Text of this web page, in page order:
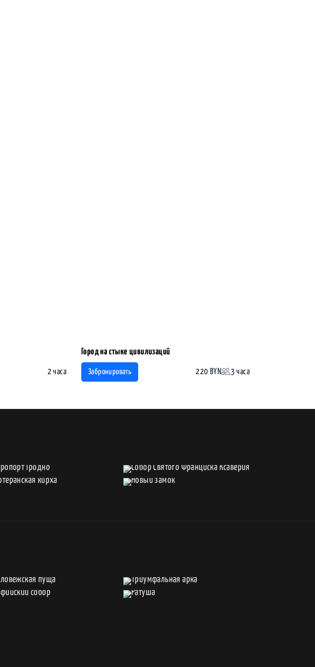
2 часа
Город на стыке цивилизаций
Забронировать 220 BYN 3 часа